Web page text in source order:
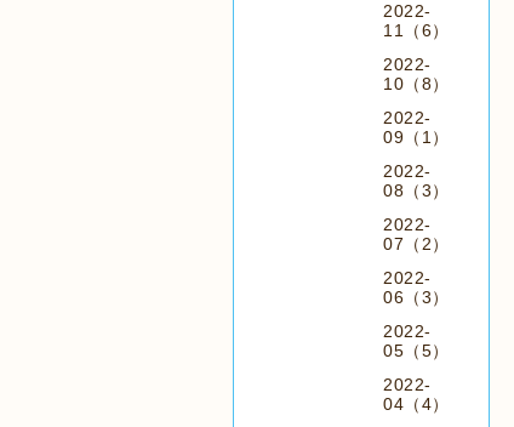
2022-
11（6）
2022-
10（8）
2022-
09（1）
2022-
08（3）
2022-
07（2）
2022-
06（3）
2022-
05（5）
2022-
04（4）